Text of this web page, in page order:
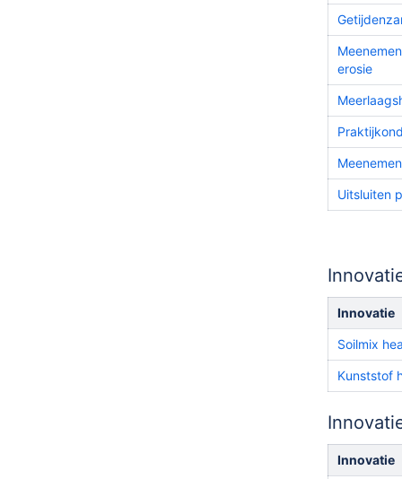
erosie
Uitsluiten
Innovatie
Soilmix
Kunststof
Innovatie